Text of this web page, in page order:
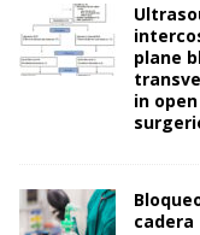
plane
in
cadera